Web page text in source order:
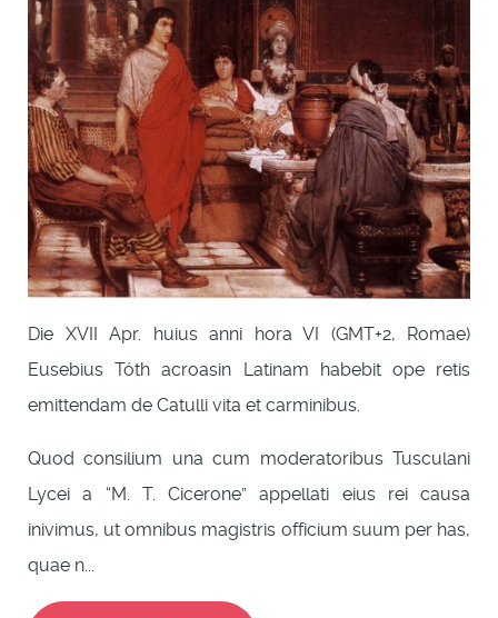
Die XVII Apr. huius anni hora VI (GMT+2, Romae)
Eusebius Tóth acroasin Latinam habebit ope retis
emittendam de Catulli vita et carminibus.
Quod consilium una cum moderatoribus Tusculani
Lycei a “M. T. Cicerone” appellati eius rei causa
inivimus, ut omnibus magistris officium suum per has,
quae n...